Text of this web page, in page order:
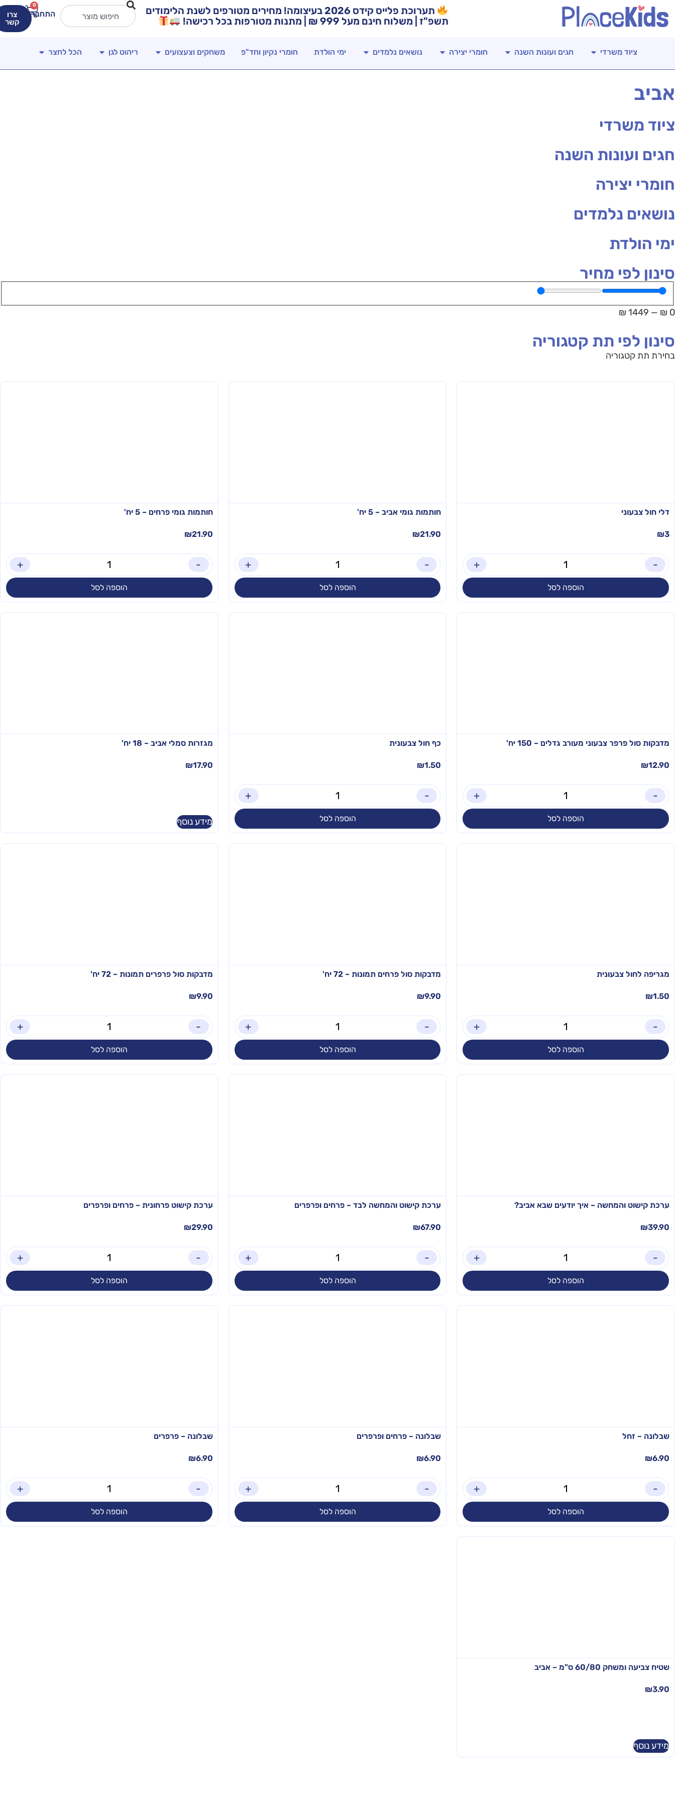
תערוכת פלייס קידס 2026 בעיצומה! מחירים מטורפים לשנת הלימודים
תשפ"ז | משלוח חינם מעל 999 ₪ | מתנות מטורפות בכל רכישה!
התחברות
0
צרו
קשר
ציוד משרדי חגים ועונות השנה חומרי יצירה נושאים נלמדים ימי הולדת חומרי נקיון וחד"פ משחקים וצעצועים ריהוט לגן הכל לחצר
אביב
ציוד משרדי
חגים ועונות השנה
חומרי יצירה
נושאים נלמדים
ימי הולדת
סינון לפי מחיר
0
₪
—
1449
₪
סינון לפי תת קטגוריה
בחירת תת קטגוריה
דלי חול צבעוני
₪3
-
+
הוספה לסל
חותמות גומי אביב – 5 יח'
₪21.90
-
+
הוספה לסל
חותמות גומי פרחים – 5 יח'
₪21.90
-
+
הוספה לסל
מדבקות סול פרפר צבעוני מעורב גדלים – 150 יח'
₪12.90
-
+
הוספה לסל
כף חול צבעונית
₪1.50
-
+
הוספה לסל
מגזרות סמלי אביב – 18 יח'
₪17.90
מידע נוסף
מגריפה לחול צבעונית
₪1.50
-
+
הוספה לסל
מדבקות סול פרחים תמונות – 72 יח'
₪9.90
-
+
הוספה לסל
מדבקות סול פרפרים תמונות – 72 יח'
₪9.90
-
+
הוספה לסל
ערכת קישוט והמחשה – איך יודעים שבא אביב?
₪39.90
-
+
הוספה לסל
ערכת קישוט והמחשה לבד – פרחים ופרפרים
₪67.90
-
+
הוספה לסל
ערכת קישוט פרחונית – פרחים ופרפרים
₪29.90
-
+
הוספה לסל
שבלונה – זחל
₪6.90
-
+
הוספה לסל
שבלונה – פרחים ופרפרים
₪6.90
-
+
הוספה לסל
שבלונה – פרפרים
₪6.90
-
+
הוספה לסל
שטיח צביעה ומשחק 60/80 ס"מ – אביב
₪3.90
מידע נוסף